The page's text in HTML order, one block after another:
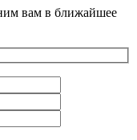
вам в ближайшее